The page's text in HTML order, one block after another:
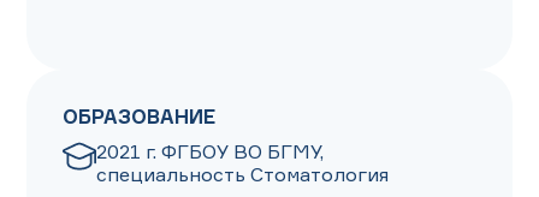
ОБРАЗОВАНИЕ
2021 г. ФГБОУ ВО БГМУ,
специальность Стоматология